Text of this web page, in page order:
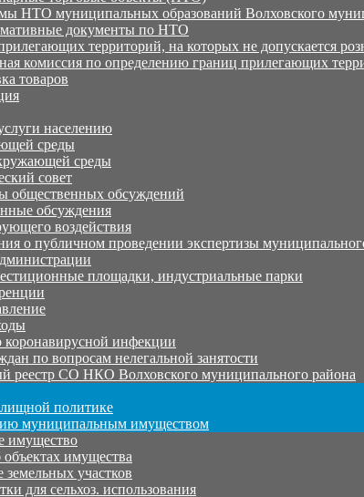
НТО муниципальных образований Волховского
документы по НТО
территорий, на которых не допускается
комиссия по определению границ прилегающих
товаров
населению
среды
среды
совет
общественных обсуждений
обсуждения
воздействия
о публичном проведении экспертизы
площадки, индустриальные парки
инфекции
по вопросам нелегальной занятости
реестр СО НКО Волховского муниципального района
политике
муниципальным имуществом
имущество
имущества
земельных участков
для сельхоз. использования